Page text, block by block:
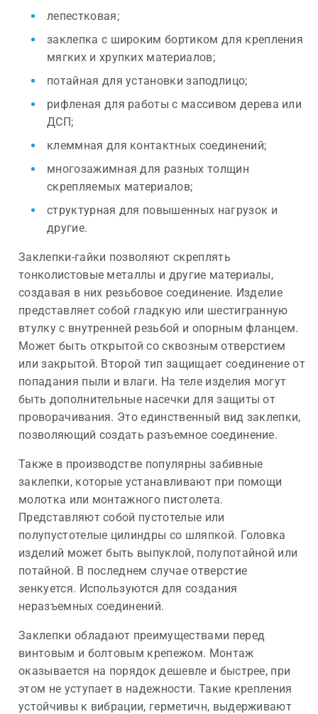
лепестковая;
заклепка с широким бортиком для крепления
мягких и хрупких материалов;
потайная для установки заподлицо;
рифленая для работы с массивом дерева или
ДСП;
клеммная для контактных соединений;
многозажимная для разных толщин
скрепляемых материалов;
структурная для повышенных нагрузок и
другие.
Заклепки-гайки позволяют скреплять
тонколистовые металлы и другие материалы,
создавая в них резьбовое соединение. Изделие
представляет собой гладкую или шестигранную
втулку с внутренней резьбой и опорным фланцем.
Может быть открытой со сквозным отверстием
или закрытой. Второй тип защищает соединение от
попадания пыли и влаги. На теле изделия могут
быть дополнительные насечки для защиты от
проворачивания. Это единственный вид заклепки,
позволяющий создать разъемное соединение.
Также в производстве популярны забивные
заклепки, которые устанавливают при помощи
молотка или монтажного пистолета.
Представляют собой пустотелые или
полупустотелые цилиндры со шляпкой. Головка
изделий может быть выпуклой, полупотайной или
потайной. В последнем случае отверстие
зенкуется. Используются для создания
неразъемных соединений.
Заклепки обладают преимуществами перед
винтовым и болтовым крепежом. Монтаж
оказывается на порядок дешевле и быстрее, при
этом не уступает в надежности. Такие крепления
устойчивы к вибрации, герметичн, выдерживают